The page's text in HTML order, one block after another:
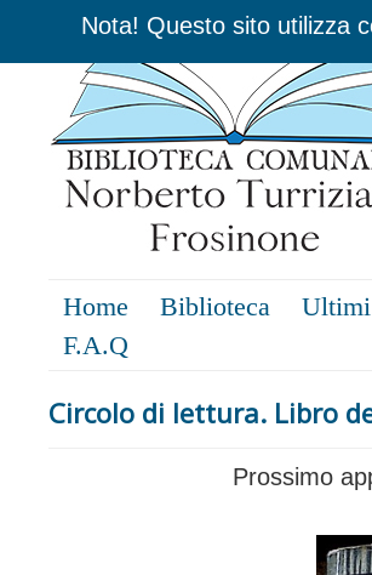
Home Biblioteca
F.A.Q
Circolo di lettura. Libro
Prossimo
Nota! Questo sito utilizza